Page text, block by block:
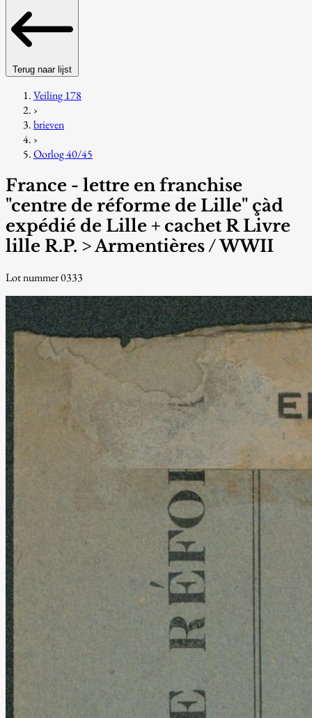
Terug naar lijst
Veiling 178
›
brieven
›
Oorlog 40/45
France - lettre en franchise
"centre de réforme de Lille" çàd
expédié de Lille + cachet R Livre
lille R.P. > Armentières / WWII
Lot nummer 0333